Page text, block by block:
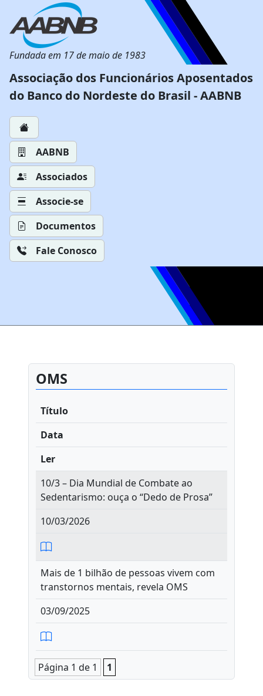
Fundada em 17 de maio de 1983
Associação dos Funcionários Aposentados
do Banco do Nordeste do Brasil - AABNB
AABNB
Associados
Associe-se
Documentos
Fale Conosco
OMS
Título
Data
Ler
10/3 – Dia Mundial de Combate ao
Sedentarismo: ouça o “Dedo de Prosa”
10/03/2026
Mais de 1 bilhão de pessoas vivem com
transtornos mentais, revela OMS
03/09/2025
Página 1 de 1 1